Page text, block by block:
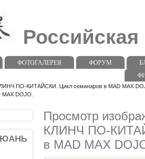
ФОТОГАЛЕРЕЯ ФОРУМ
ПО-КИТАЙСКИ. Цикл семинаров в MAD MAX
DOJO.
Просмотр
КЛИНЧ ПО-
в MAD MAX